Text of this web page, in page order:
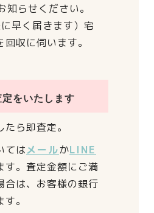
知らせください。
早く届きます） 宅
収に伺います。
をいたします
ら即査定。
てはメールかLINE
。 査定金額にご満
は、 お客様の銀行
。